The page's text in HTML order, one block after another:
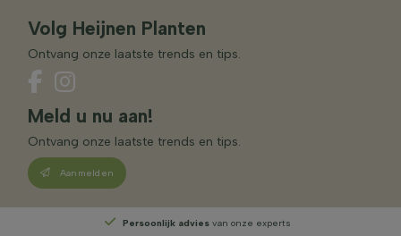
Volg Heijnen Planten
Ontvang onze laatste trends en tips.
Meld u nu aan!
Ontvang onze laatste trends en tips.
Aanmelden
Rechtstreeksvan de kweker